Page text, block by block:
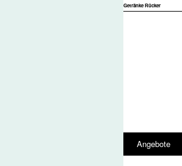
Getränke Rücker
Angebote